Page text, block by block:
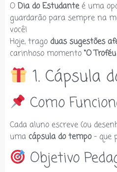
O Dia do Estudanteé uma
guardarão para sempre na
você!
Hoje, trago duas sugestões
carinhoso momento “O
1. Cápsula
Como
Cada aluno escreve (ou
uma cápsula do tempo– que
Objetivo